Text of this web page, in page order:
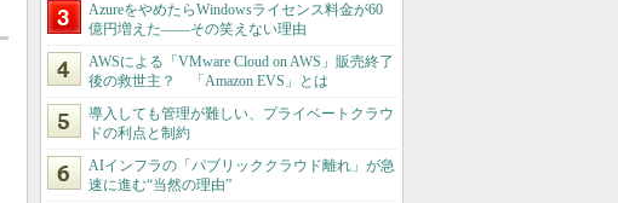
AzureをやめたらWindowsライセンス料金が60
億円増えた――その笑えない理由
AWSによる「VMware Cloud on AWS」販売終了
後の救世主？ 「Amazon EVS」とは
導入しても管理が難しい、プライベートクラウ
ドの利点と制約
AIインフラの「パブリッククラウド離れ」が急
速に進む“当然の理由”